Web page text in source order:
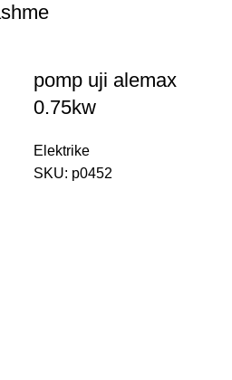
pomp uji alemax
0.75kw
Elektrike
SKU: p0452